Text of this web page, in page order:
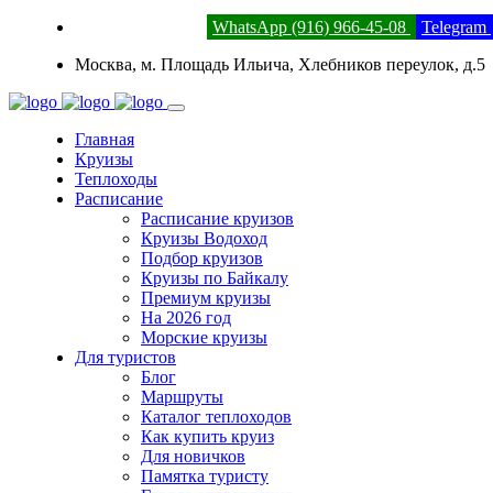
WhatsApp (916) 966-45-08 Telegram
Москва, м. Площадь Ильича, Хлебников переулок, д.5
Главная
Круизы
Теплоходы
Расписание
Расписание круизов
Круизы Водоход
Подбор круизов
Круизы по Байкалу
Премиум круизы
На 2026 год
Морские круизы
Для туристов
Блог
Маршруты
Каталог теплоходов
Как купить круиз
Для новичков
Памятка туристу